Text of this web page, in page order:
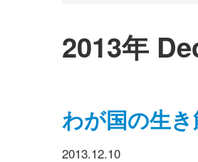
2013年
わが国の生
2013.12.10